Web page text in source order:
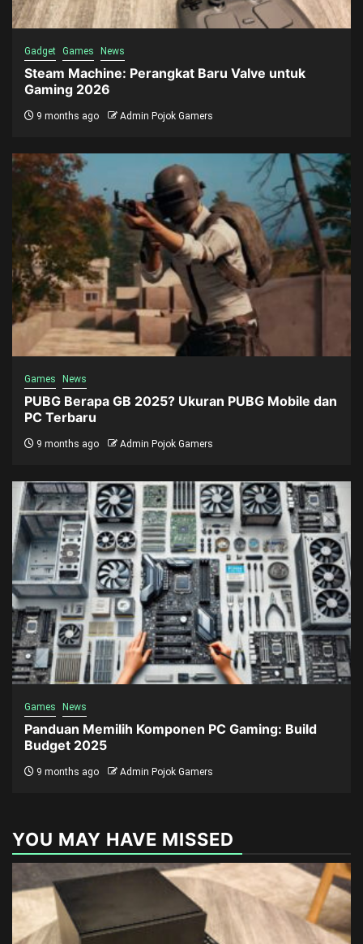
Gadget Games News
Steam Machine: Perangkat Baru Valve untuk
Gaming 2026
9 months ago Admin Pojok Gamers
Games News
PUBG Berapa GB 2025? Ukuran PUBG Mobile dan
PC Terbaru
9 months ago Admin Pojok Gamers
Games News
Panduan Memilih Komponen PC Gaming: Build
Budget 2025
9 months ago Admin Pojok Gamers
YOU MAY HAVE MISSED